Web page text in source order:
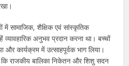
में सामाजिक, शैक्षिक एवं सांस्कृतिक
व्यावहारिक अनुभव प्रदान करना था। बच्चों
कार्यक्रम में उत्साहपूर्वक भाग लिया।
कि राजकीय बालिका निकेतन और शिशु सदन